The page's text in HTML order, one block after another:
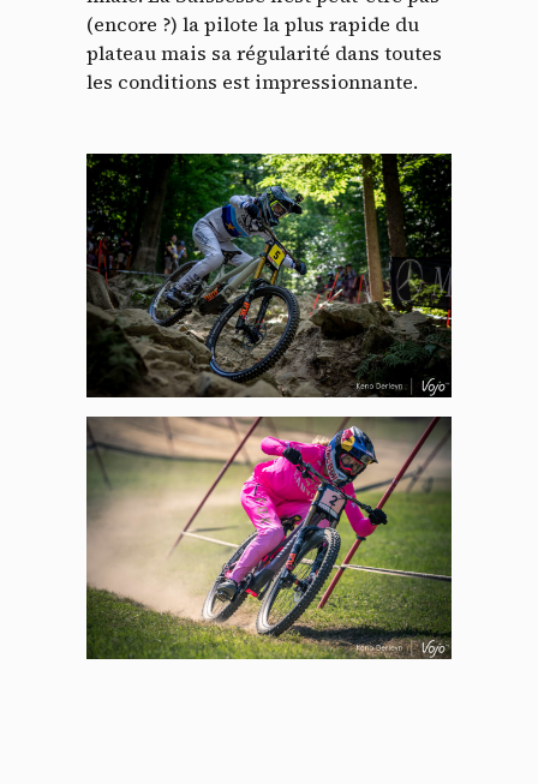
(encore ?) la pilote la plus rapide du
plateau mais sa régularité dans toutes
les conditions est impressionnante.